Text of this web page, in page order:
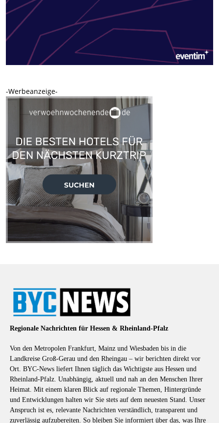
-Werbeanzeige-
Regionale Nachrichten für Hessen & Rheinland-Pfalz
Von den Metropolen Frankfurt, Mainz und Wiesbaden bis in die
Landkreise Groß-Gerau und den Rheingau – wir berichten direkt vor
Ort. BYC-News liefert Ihnen täglich das Wichtigste aus Hessen und
Rheinland-Pfalz. Unabhängig, aktuell und nah an den Menschen Ihrer
Heimat. Mit einem klaren Blick auf regionale Themen, Hintergründe
und Entwicklungen halten wir Sie stets auf dem neuesten Stand. Unser
Anspruch ist es, relevante Nachrichten verständlich, transparent und
zuverlässig aufzubereiten. So bleiben Sie informiert über das, was Ihre